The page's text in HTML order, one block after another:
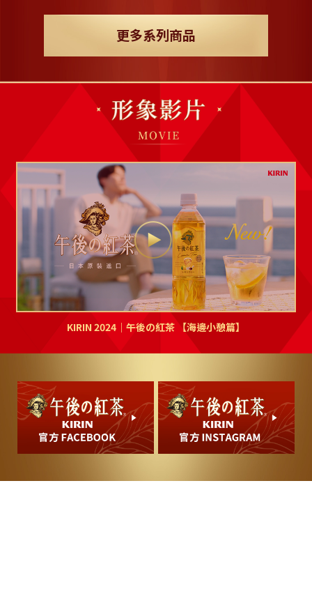
KIRIN 午後紅茶
檸檬紅茶 500ml
KIRIN 午後紅茶
檸檬紅茶 1500ml
KIRIN 午後紅茶
無糖紅茶 500ml
KIRIN 午後紅茶
無糖紅茶 2000ml
KIRIN 午後紅茶
TEA SELECTION
皇家特調奶茶
更多系列商品
KIRIN 2024｜午後の紅茶 【海邊小憩篇】